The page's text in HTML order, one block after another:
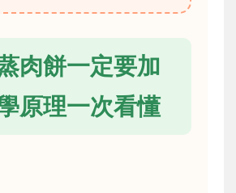
肉餅一定要加
原理一次看懂